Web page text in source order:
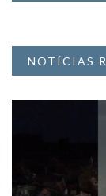
NOTÍCIAS